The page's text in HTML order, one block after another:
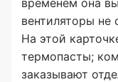
временем она
вентиляторы не
На этой
термопасты;
заказывают